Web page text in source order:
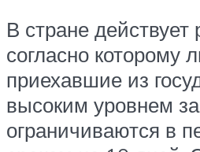
В стране действует
согласно которому
приехавшие из
высоким уровнем
ограничиваются в